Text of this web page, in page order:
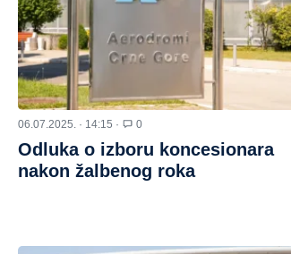
06.07.2025. · 14:15 · 0
Odluka o izboru koncesionara
nakon žalbenog roka